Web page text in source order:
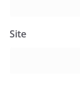
Site